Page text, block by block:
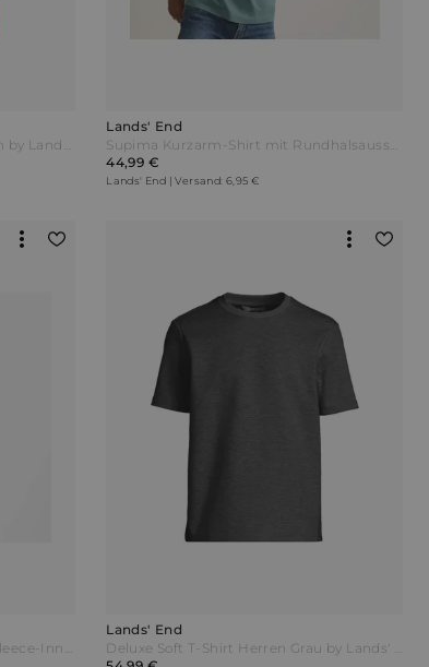
Deluxe Soft T-Shirt Herren Braun by Lands' End
Lands' End
Supima Kurzarm-Shirt mit Rundhalsausschnitt Herren Grün by Lands' End
44,99 €
Lands' End | Versand: 6,95 €
Sweat-Kapuzenjacke mit Teddyfleece-Innenseite Herren Grau by Lands' End
Lands' End
Deluxe Soft T-Shirt Herren Grau by Lands' End